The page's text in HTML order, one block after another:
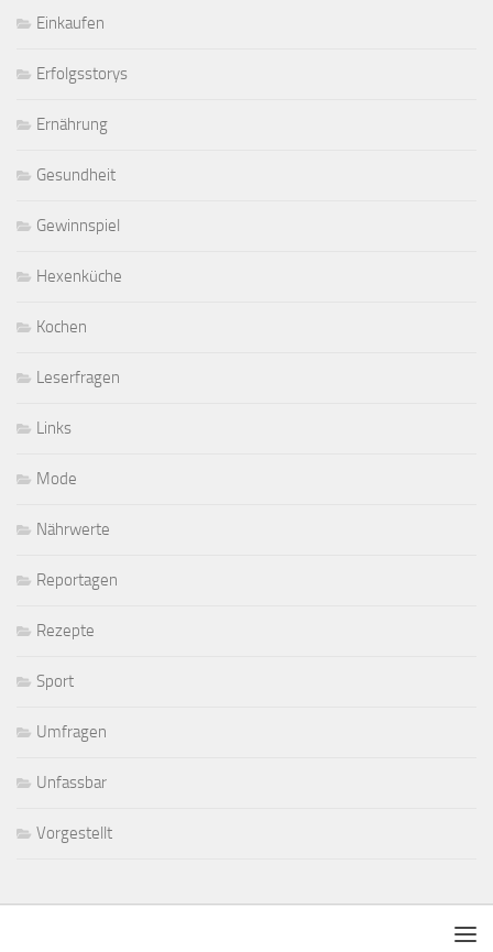
Einkaufen
Erfolgsstorys
Ernährung
Gesundheit
Gewinnspiel
Hexenküche
Kochen
Leserfragen
Links
Mode
Nährwerte
Reportagen
Rezepte
Sport
Umfragen
Unfassbar
Vorgestellt